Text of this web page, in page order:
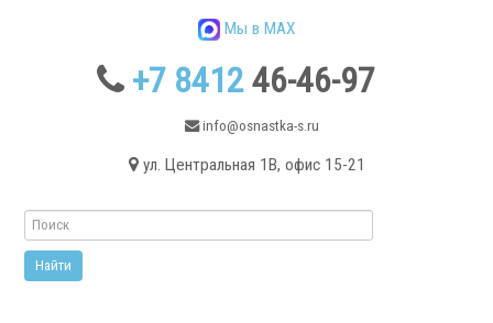
Мы в MAX
+7 841246-46-97
info@osnastka-s.ru
ул. Центральная 1В, офис 15-21
Токарные станки
Токарные станки с ЧПУ